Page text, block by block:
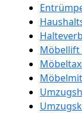
Möbellift